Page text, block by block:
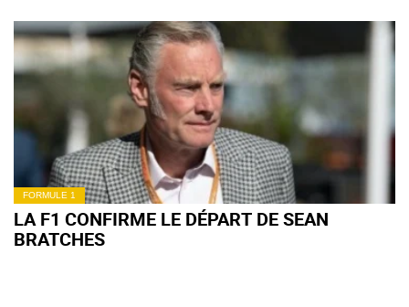
FORMULE 1
LA F1 CONFIRME LE DÉPART DE SEAN
BRATCHES